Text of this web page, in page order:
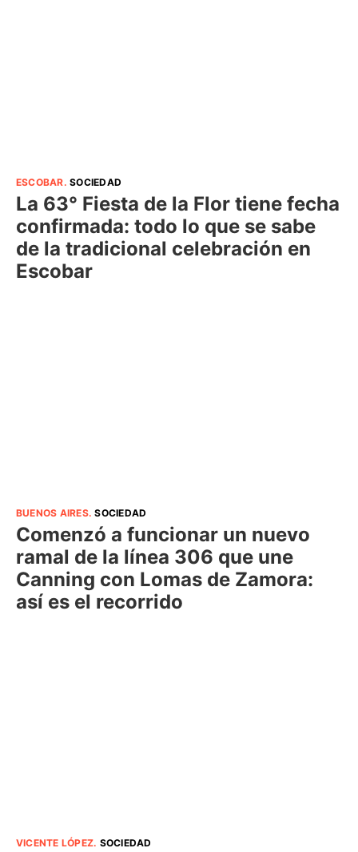
ESCOBAR.SOCIEDAD
La 63° Fiesta de la Flor tiene fecha
confirmada: todo lo que se sabe
de la tradicional celebración en
Escobar
BUENOS AIRES.SOCIEDAD
Comenzó a funcionar un nuevo
ramal de la línea 306 que une
Canning con Lomas de Zamora:
así es el recorrido
VICENTE LÓPEZ. SOCIEDAD